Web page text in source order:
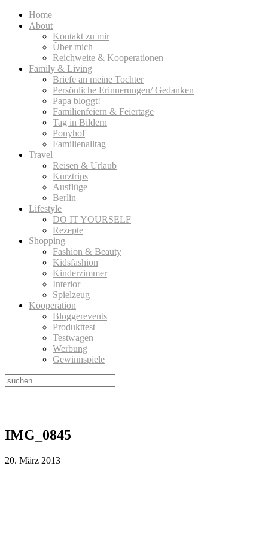
Home
About
Kontakt zu mir
Über mich
Reichweite & Kooperationen
Family & Living
Briefe an meine Tochter
Persönliche Erinnerungen/ Gedanken
Papa bloggt!
Familienfeiern & Feiertage
Tag in Bildern
Ponyhof
Familienalltag
Travel
Reisen & Urlaub
Kurztrips
Ausflüge
Berlin
Lifestyle
DO IT YOURSELF
Rezepte
Shopping
Fashion & Beauty
Kidsfashion
Kinderzimmer
Interior
Spielzeug
Kooperation
Bloggerevents
Produkttest
Testwagen
Werbung
Gewinnspiele
IMG_0845
20. März 2013